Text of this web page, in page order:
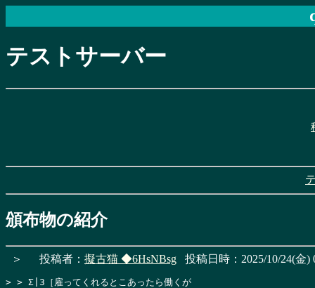
テストサーバー
頒布物の紹介
＞ 投稿者： 擬古猫 ◆6HsNBsg 投稿日時：2025/10/24(金)
> > Σ|3［雇ってくれるとこあったら働くが